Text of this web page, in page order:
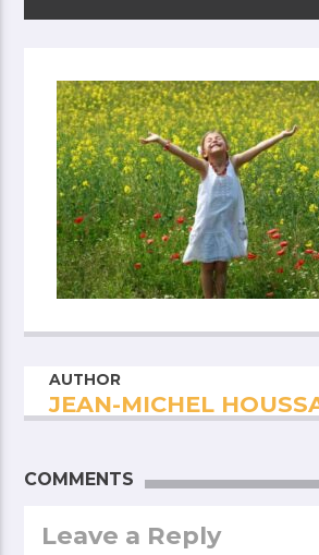
AUTHOR
JEAN-MICHEL
COMMENTS
Leave a Reply